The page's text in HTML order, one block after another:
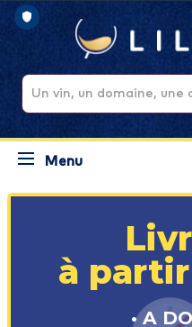
Menu
à
• A